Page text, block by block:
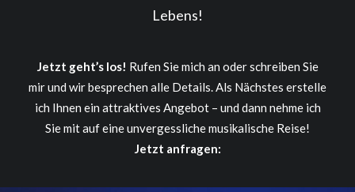
Lebens!
Jetzt geht’s los! Rufen Sie mich an oder schreiben Sie
mir und wir besprechen alle Details. Als Nächstes erstelle
ich Ihnen ein attraktives Angebot – und dann nehme ich
Sie mit auf eine unvergessliche musikalische Reise!
Jetzt anfragen: